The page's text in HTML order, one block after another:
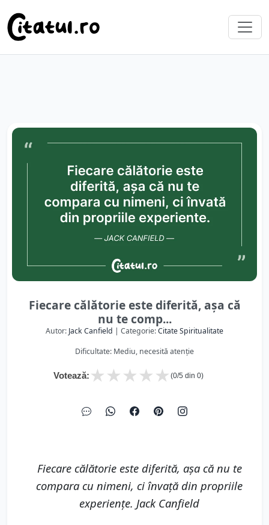
Fiecare călătorie este diferită, așa că
nu te comp...
Autor: Jack Canfield | Categorie:Citate Spiritualitate
Dificultate: Mediu, necesită atenție
Votează: ★
★
★
★
★ (0/5 din 0)
Fiecare călătorie este diferită, așa că nu te
compara cu nimeni, ci învață din propriile
experiențe. Jack Canfield